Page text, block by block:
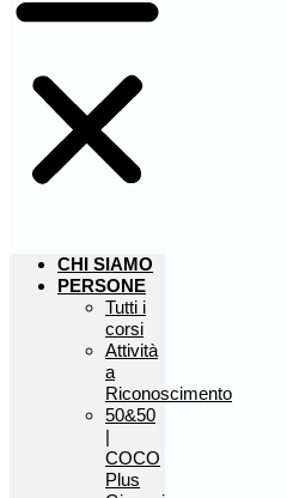
CHI SIAMO
PERSONE
Tutti i
corsi
Attività
a
Riconoscimento
50&50
|
COCO
Plus